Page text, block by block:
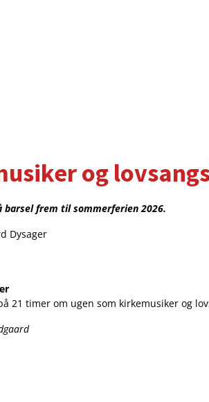
og
barsel frem til sommerferien 2026.
Dysager
21 timer om ugen som kirkemusiker og